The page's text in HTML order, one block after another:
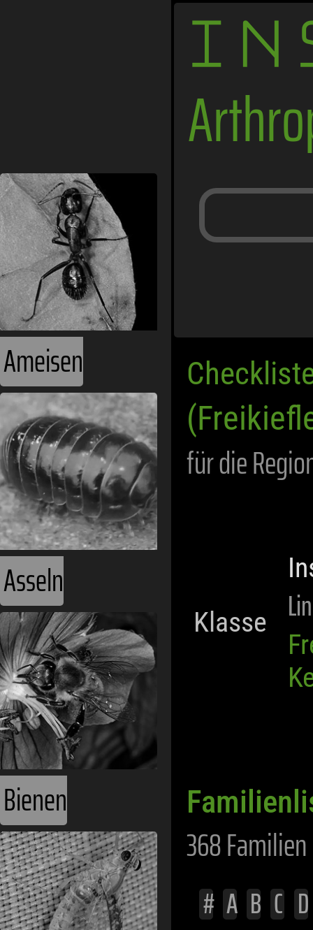
Ameisen
Asseln
Bienen
Eintagsfliegen
für die
Klasse
368
# A B C D